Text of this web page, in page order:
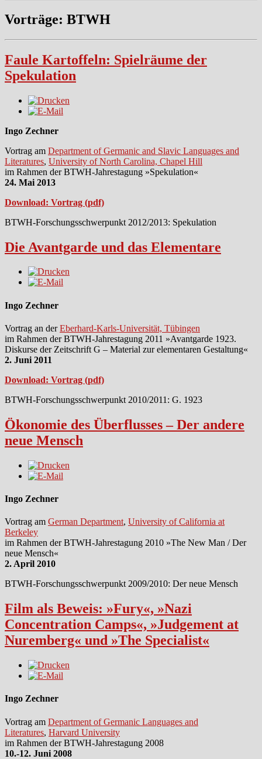
Vorträge: BTWH
Faule Kartoffeln: Spielräume der
Spekulation
Ingo Zechner
Vortrag am Department of Germanic and Slavic Languages and
Literatures, University of North Carolina, Chapel Hill
im Rahmen der BTWH-Jahrestagung »Spekulation«
24. Mai 2013
Download: Vortrag (pdf)
BTWH-Forschungsschwerpunkt 2012/2013: Spekulation
Die Avantgarde und das Elementare
Ingo Zechner
Vortrag an derEberhard-Karls-Universität, Tübingen
im Rahmen der BTWH-Jahrestagung 2011 »Avantgarde 1923.
Diskurse der Zeitschrift G – Material zur elementaren Gestaltung«
2. Juni 2011
Download: Vortrag (pdf)
BTWH-Forschungsschwerpunkt 2010/2011: G. 1923
Ökonomie des Überflusses – Der andere
neue Mensch
Ingo Zechner
Vortrag am German Department, University of California at
Berkeley
im Rahmen der BTWH-Jahrestagung 2010 »The New Man / Der
neue Mensch«
2. April 2010
BTWH-Forschungsschwerpunkt 2009/2010: Der neue Mensch
Film als Beweis: »Fury«, »Nazi
Concentration Camps«, »Judgement at
Nuremberg« und »The Specialist«
Ingo Zechner
Vortrag am Department of Germanic Languages and
Literatures, Harvard University
im Rahmen der BTWH-Jahrestagung 2008
10.-12. Juni 2008